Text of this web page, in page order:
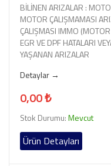
BİLİNEN ARIZALAR :
MOTOR ÇALIŞMAMASI
ÇALIŞMASI IMMO
EGR VE DPF HATALARI
YAŞANAN ARIZALAR
Detaylar →
0,00 ₺
Stok Durumu:Mevcut
Ürün Detayları